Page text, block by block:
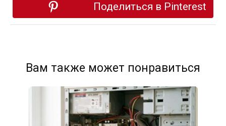
Поделиться в Pinterest
Вам также может понравиться